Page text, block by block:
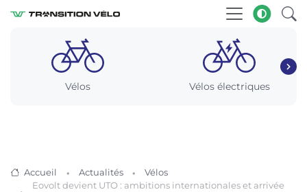
Vélos Vélos électriques
Accueil Actualités
Vélos
Eovolt devient UTO : ambitions internationales et arrivée